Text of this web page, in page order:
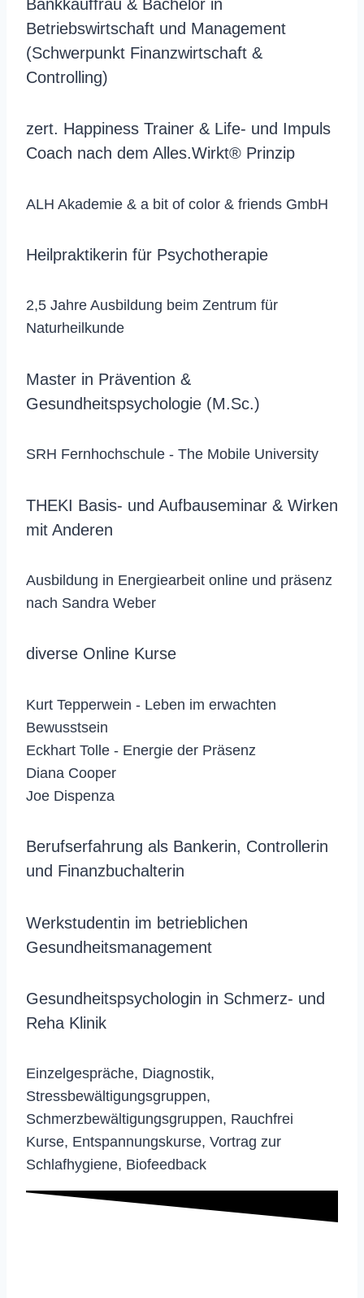
Bankkauffrau & Bachelor in
Betriebswirtschaft und Management
(Schwerpunkt Finanzwirtschaft &
Controlling)
zert. Happiness Trainer & Life- und Impuls
Coach nach dem Alles.Wirkt® Prinzip
ALH Akademie & a bit of color & friends GmbH
Heilpraktikerin für Psychotherapie
2,5 Jahre Ausbildung beim Zentrum für
Naturheilkunde
Master in Prävention &
Gesundheitspsychologie (M.Sc.)
SRH Fernhochschule - The Mobile University
THEKI Basis- und Aufbauseminar & Wirken
mit Anderen
Ausbildung in Energiearbeit online und präsenz
nach Sandra Weber
diverse Online Kurse
Kurt Tepperwein - Leben im erwachten
Bewusstsein
Eckhart Tolle - Energie der Präsenz
Diana Cooper
Joe Dispenza
Berufserfahrung als Bankerin, Controllerin
und Finanzbuchalterin
Werkstudentin im betrieblichen
Gesundheitsmanagement
Gesundheitspsychologin in Schmerz- und
Reha Klinik
Einzelgespräche, Diagnostik,
Stressbewältigungsgruppen,
Schmerzbewältigungsgruppen, Rauchfrei
Kurse, Entspannungskurse, Vortrag zur
Schlafhygiene, Biofeedback